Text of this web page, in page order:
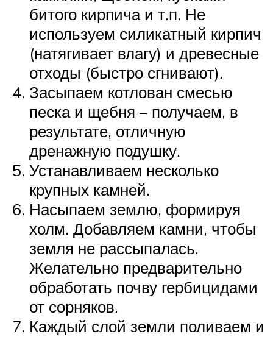
битого кирпича и т.п. Не
используем силикатный кирпич
(натягивает влагу) и древесные
отходы (быстро сгнивают).
Засыпаем котлован смесью
песка и щебня – получаем, в
результате, отличную
дренажную подушку.
Устанавливаем несколько
крупных камней.
Насыпаем землю, формируя
холм. Добавляем камни, чтобы
земля не рассыпалась.
Желательно предварительно
обработать почву гербицидами
от сорняков.
Каждый слой земли поливаем и